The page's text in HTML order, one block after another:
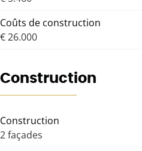
Coûts de construction
€ 26.000
Construction
Construction
2 façades